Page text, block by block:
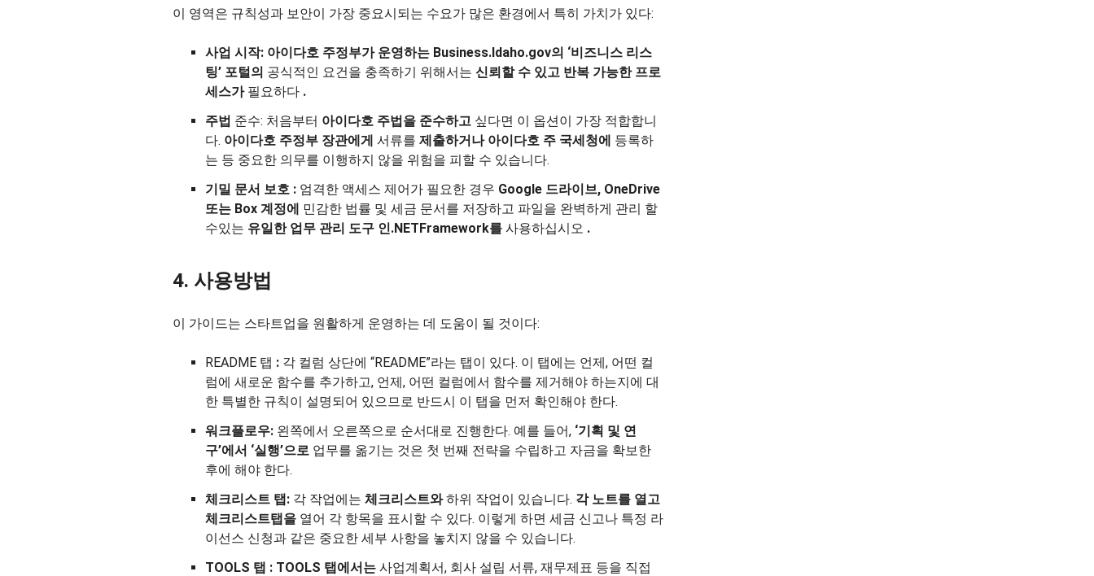
이 영역은 규칙성과 보안이 가장 중요시되는 수요가 많은 환경에서 특히 가치가 있다:
사업 시작: 아이다호 주정부가 운영하는 Business.Idaho.gov의 ‘비즈니스 리스
팅’ 포털의 공식적인 요건을 충족하기 위해서는 신뢰할 수 있고 반복 가능한 프로
세스가필요하다 .
주법 준수: 처음부터 아이다호 주법을 준수하고 싶다면 이 옵션이 가장 적합합니
다. 아이다호 주정부 장관에게 서류를 제출하거나 아이다호 주 국세청에 등록하
는 등 중요한 의무를 이행하지 않을 위험을 피할 수 있습니다.
기밀 문서 보호 : 엄격한 액세스 제어가 필요한 경우 Google 드라이브, OneDrive
또는 Box 계정에 민감한 법률 및 세금 문서를 저장하고 파일을 완벽하게 관리 할
수있는 유일한 업무 관리 도구 인.NETFramework를 사용하십시오 .
4. 사용방법
이 가이드는 스타트업을 원활하게 운영하는 데 도움이 될 것이다:
README 탭 : 각 컬럼 상단에 “README”라는 탭이 있다. 이 탭에는 언제, 어떤 컬
럼에 새로운 함수를 추가하고, 언제, 어떤 컬럼에서 함수를 제거해야 하는지에 대
한 특별한 규칙이 설명되어 있으므로 반드시 이 탭을 먼저 확인해야 한다.
워크플로우: 왼쪽에서 오른쪽으로 순서대로 진행한다. 예를 들어, ‘기획 및 연
구’에서 ‘실행’으로 업무를 옮기는 것은 첫 번째 전략을 수립하고 자금을 확보한
후에 해야 한다.
체크리스트 탭: 각 작업에는 체크리스트와하위 작업이 있습니다. 각 노트를 열고
체크리스트탭을 열어 각 항목을 표시할 수 있다. 이렇게 하면 세금 신고나 특정 라
이선스 신청과 같은 중요한 세부 사항을 놓치지 않을 수 있습니다.
TOOLS 탭 : TOOLS 탭에서는 사업계획서, 회사 설립 서류, 재무제표 등을 직접